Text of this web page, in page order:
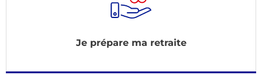
Je prépare ma retraite